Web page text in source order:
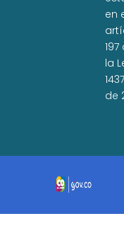
en
197
la
1437
de